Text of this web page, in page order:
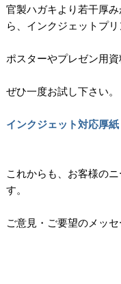
官製ハガキより若干厚
ら、インクジェットプ
ポスターやプレゼン用
ぜひ一度お試し下さい。
インクジェット対応厚
これからも、お客様の
す。
ご意見・ご要望のメッ